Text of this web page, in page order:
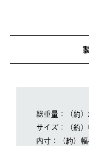
総重量：（約
サイズ：（約
内寸：（約）